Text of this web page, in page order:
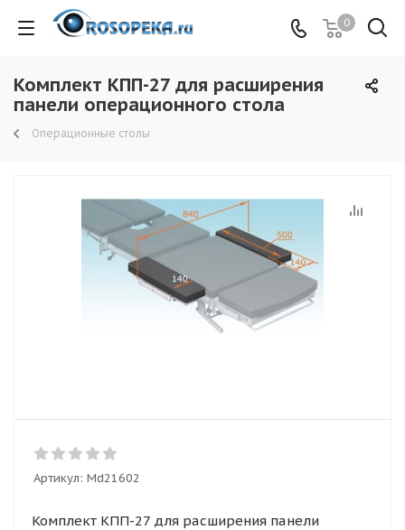
0
Комплект КПП-27 для расширения
панели операционного стола
Операционные столы
Артикул: Md21602
Комплект КПП-27 для расширения панели